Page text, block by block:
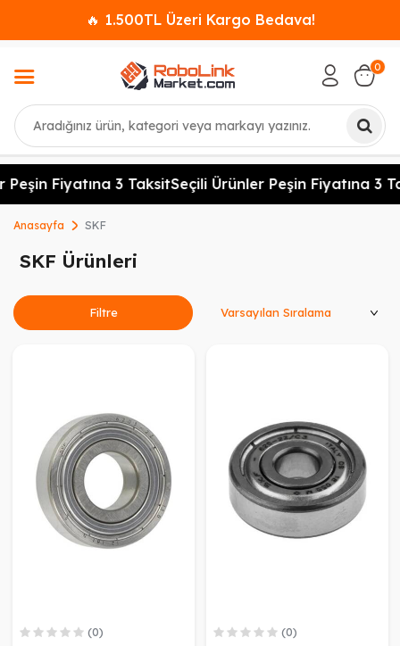
🔥 1.500TL Üzeri Kargo Bedava!
Ara
0
Fiyatına 3 TaksitSeçili Ürünler Peşin Fiyatına 3
Anasayfa SKF
SKF Ürünleri
Filtre
(0) (0)